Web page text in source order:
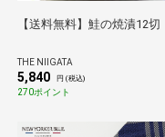
【送料無料】鮭の焼漬12切
THE NIIGATA
5,840 円 (税込)
270ポイント